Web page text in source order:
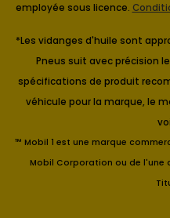
employée sous licence.
*Les vidanges d'huile sont
Pneus suit avec précision
spécifications de produit
véhicule pour la marque, le
™ Mobil 1 est une marque
Mobil Corporation ou de l'une